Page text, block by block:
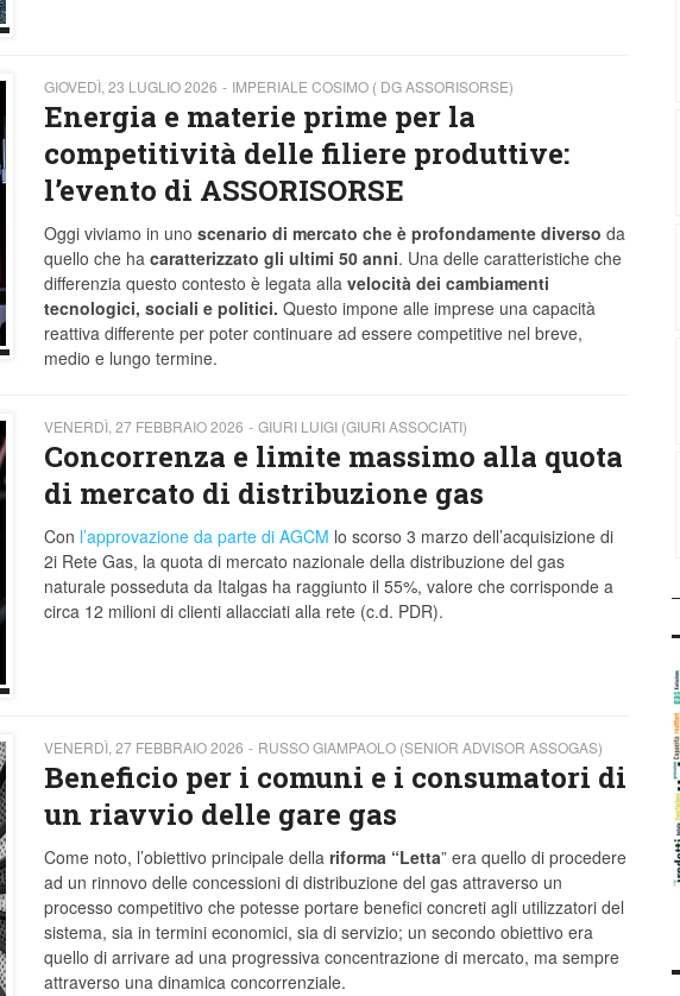
GIOVEDÌ, 23 LUGLIO 2026 IMPERIALE COSIMO ( DG ASSORISORSE)
Energia e materie prime per la
competitività delle filiere produttive:
l’evento di ASSORISORSE
Oggi viviamo in uno scenario di mercato che è profondamente diverso da
quello che ha caratterizzato gli ultimi 50 anni. Una delle caratteristiche che
differenzia questo contesto è legata alla velocità dei cambiamenti
tecnologici, sociali e politici. Questo impone alle imprese una capacità
reattiva differente per poter continuare ad essere competitive nel breve,
medio e lungo termine.
VENERDÌ, 27 FEBBRAIO 2026 GIURI LUIGI (GIURI ASSOCIATI)
Concorrenza e limite massimo alla quota
di mercato di distribuzione gas
Con l’approvazione da parte di AGCM lo scorso 3 marzo dell’acquisizione di
2i Rete Gas, la quota di mercato nazionale della distribuzione del gas
naturale posseduta da Italgas ha raggiunto il 55%, valore che corrisponde a
circa 12 milioni di clienti allacciati alla rete (c.d. PDR).
VENERDÌ, 27 FEBBRAIO 2026 RUSSO GIAMPAOLO (SENIOR ADVISOR ASSOGAS)
Beneficio per i comuni e i consumatori di
un riavvio delle gare gas
Come noto, l’obiettivo principale della riforma “Letta” era quello di procedere
ad un rinnovo delle concessioni di distribuzione del gas attraverso un
processo competitivo che potesse portare benefici concreti agli utilizzatori del
sistema, sia in termini economici, sia di servizio; un secondo obiettivo era
quello di arrivare ad una progressiva concentrazione di mercato, ma sempre
attraverso una dinamica concorrenziale.